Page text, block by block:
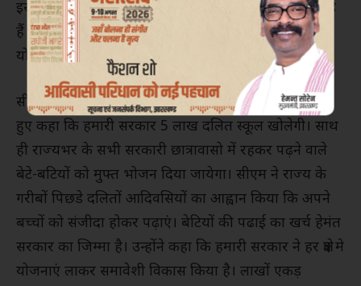
इस महिला सम्मान योजना पर विराम के लिए रास्ता तलाश रहे
हैं लेकिन यह योजना हमारी सरकार की कई सारी महत्वाकांक्षी
योजनाओ में एक है, जिसे हम अनवरत जारी रखेंगे।
सीएम ने हाल मे शुरू हुई अन्य कई योजनाओं की चर्चा करते
हुए कहा कि हमारी सरकार 5 लाख दलित स्कूल खोलेगी। साथ
ही राज्यभर के सभी सरकारी छात्रावासो में रहकर पढ़ने वाले
बेटे-बटियों को मुफ्त भोजन दिया जायेगा। सीएम ने राज्य के
गरीबों पिछडे दलितों आदिवसियों का आह्वान किया कि अपने
बच्चों को संजीदा होकर पढ़ाएं। बेटियों की पढाई का खर्च हेमंत
सरकार का जिम्मा है। उन्होंने कहा कि हमारी सरकार ने हर क्षेत्र मे
योजनाएं लाकर समावेशी विकास किया है। लाखों एकड़